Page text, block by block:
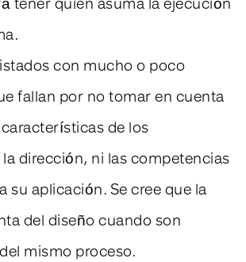
tener quien asuma la ejecución
con mucho o poco
fallan por no tomar en cuenta
de los
dirección, ni las competencias
su aplicación. Se cree que la
del diseño cuando son
mismo proceso.